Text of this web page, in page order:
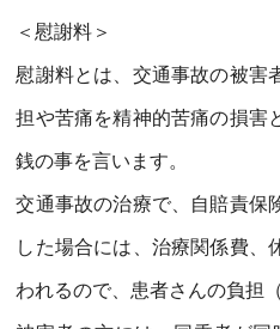
＜慰謝料＞
慰謝料とは、交通事故の被害
担や苦痛を精神的苦痛の損害
銭の事を言います。
交通事故の治療で、自賠責保
した場合には、治療関係費、
われるので、患者さんの負担